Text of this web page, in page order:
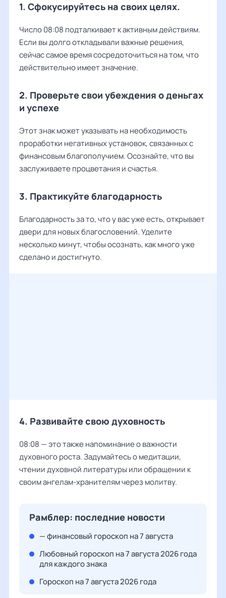
1. Сфокусируйтесь на своих целях.
Число 08:08 подталкивает к активным действиям.
Если вы долго откладывали важные решения,
сейчас самое время сосредоточиться на том, что
действительно имеет значение.
2. Проверьте свои убеждения о деньгах
и успехе
Этот знак может указывать на необходимость
проработки негативных установок, связанных с
финансовым благополучием. Осознайте, что вы
заслуживаете процветания и счастья.
3. Практикуйте благодарность
Благодарность за то, что у вас уже есть, открывает
двери для новых благословений. Уделите
несколько минут, чтобы осознать, как много уже
сделано и достигнуто.
4. Развивайте свою духовность
08:08 — это также напоминание о важности
духовного роста. Задумайтесь о медитации,
чтении духовной литературы или обращении к
своим ангелам-хранителям через молитву.
Рамблер: последние новости
— финансовый гороскоп на 7 августа
Любовный гороскоп на 7 августа 2026 года
для каждого знака
Гороскоп на 7 августа 2026 года